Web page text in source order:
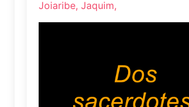
Joiaribe, Jaquim,